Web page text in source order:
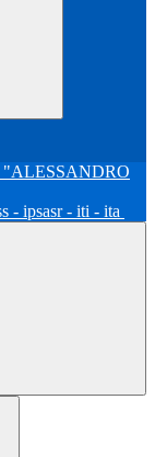
- ipsasr - iti - ita